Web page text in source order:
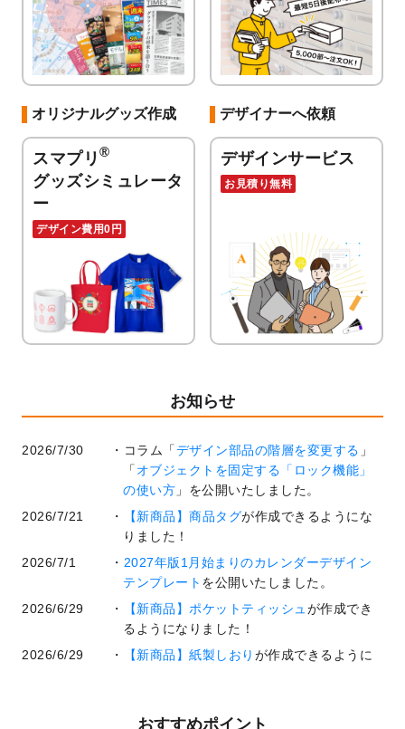
オリジナルグッズ作成
スマプリ ®
グッズシミュレータ
ー
デザイン費用0円
デザイナーへ依頼
デザインサービス
お見積り無料
お知らせ
2026/7/30 コラム「デザイン部品の階層を変更する 」
「 オブジェクトを固定する「ロック機能」
の使い方 」を公開いたしました。
2026/7/21
【新商品】商品タグが作成できるようにな
りました！
2026/7/1
2027年版1月始まりのカレンダーデザイン
テンプレート を公開いたしました。
2026/6/29
【新商品】ポケットティッシュが作成でき
るようになりました！
2026/6/29
【新商品】紙製しおり が作成できるように
業効率を上げる便利な操作方法3選！
おすすめポイント